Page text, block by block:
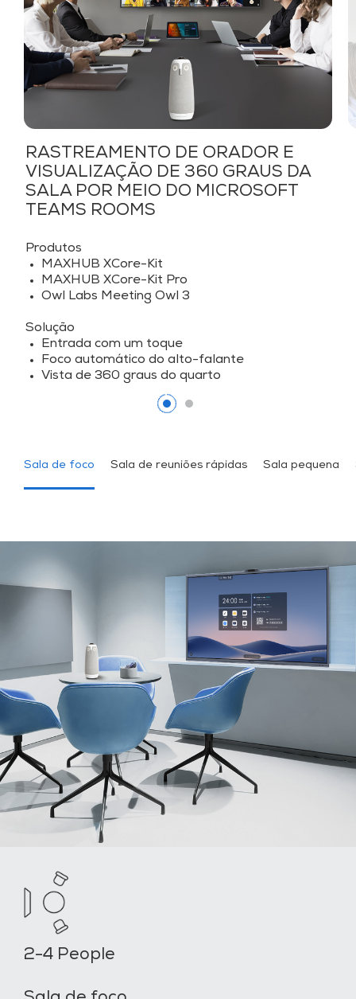
RASTREAMENTO DE ORADOR E
VISUALIZAÇÃO DE 360 GRAUS DA
SALA POR MEIO DO MICROSOFT
TEAMS ROOMS
Produtos
MAXHUB XCore-Kit
MAXHUB XCore-Kit Pro
Owl Labs Meeting Owl 3
Solução
Entrada com um toque
Foco automático do alto-falante
Vista de 360 graus do quarto
Sala de foco Sala de reuniões rápidas Sala pequena
2-4 People